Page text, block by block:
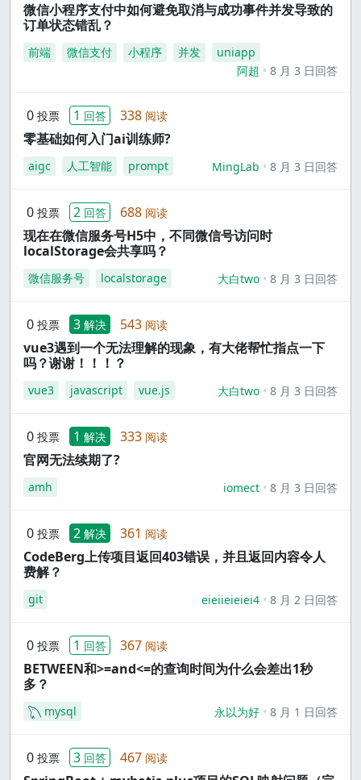
微信小程序支付中如何避免取消与成功事件并发导致的
订单状态错乱？
前端 微信支付 小程序 并发
uniapp
阿超
8 月 3 日回答
0 投票 1 回答 338 阅读
零基础如何入门ai训练师?
aigc 人工智能 prompt MingLab 8 月 3 日回答
0 投票 2 回答 688 阅读
现在在微信服务号H5中，不同微信号访问时
localStorage会共享吗？
微信服务号 localstorage 大白two 8 月 3 日回答
0 投票 3 解决 543 阅读
vue3遇到一个无法理解的现象，有大佬帮忙指点一下
吗？谢谢！！！？
vue3 javascript vue.js 大白two 8 月 3 日回答
0 投票 1 解决 333 阅读
官网无法续期了?
amh iomect 8 月 3 日回答
0 投票 2 解决 361 阅读
CodeBerg上传项目返回403错误，并且返回内容令人
费解？
git eieiieieiei4 8 月 2 日回答
0 投票 1 回答 367 阅读
BETWEEN和>=and<=的查询时间为什么会差出1秒
多？
mysql 永以为好 8 月 1 日回答
0 投票 3 回答 467 阅读